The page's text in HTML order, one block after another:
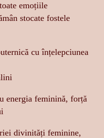
emoțiile
stocate fostele
cu înțelepciunea
energia feminină, forță
divinități feminine,